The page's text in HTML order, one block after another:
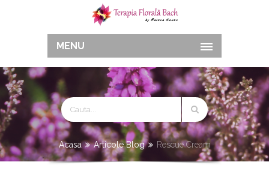
MENU
Acasa Articole Blog Rescue Cream